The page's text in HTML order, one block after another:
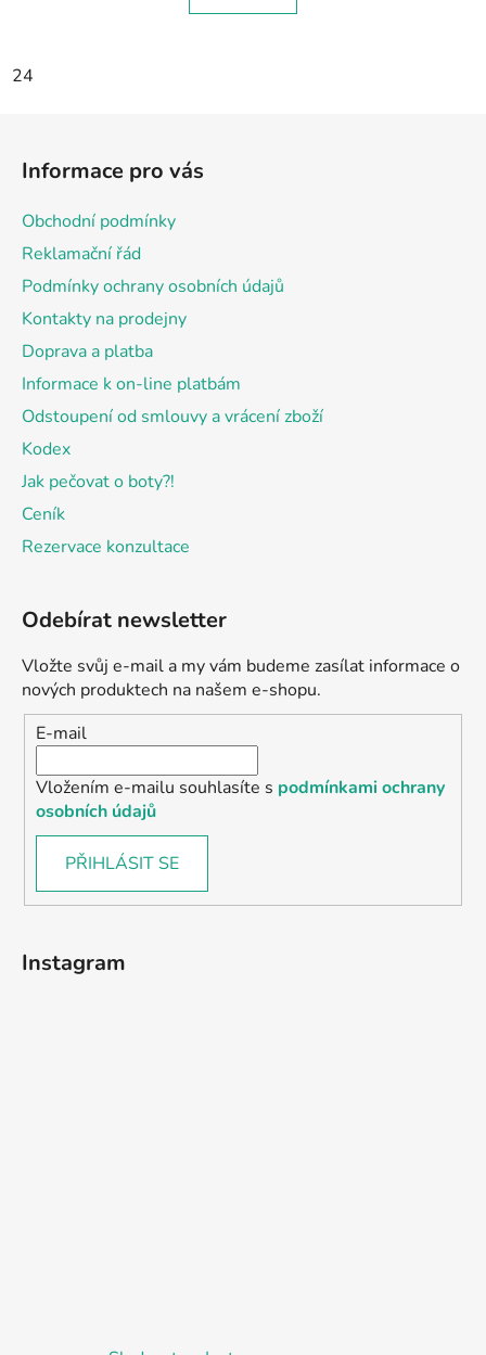
24
Informace pro vás
Obchodní podmínky
Reklamační řád
Podmínky ochrany osobních údajů
Kontakty na prodejny
Doprava a platba
Informace k on-line platbám
Odstoupení od smlouvy a vrácení zboží
Kodex
Jak pečovat o boty?!
Ceník
Rezervace konzultace
Odebírat newsletter
Vložte svůj e-mail a my vám budeme zasílat informace o
nových produktech na našem e-shopu.
E-mail
Vložením e-mailu souhlasíte s podmínkami ochrany
osobních údajů
PŘIHLÁSIT SE
Instagram